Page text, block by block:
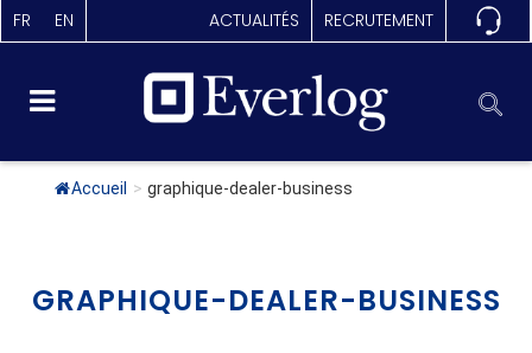
FR EN ACTUALITÉS RECRUTEMENT
Accueil > graphique-dealer-business
GRAPHIQUE-DEALER-BUSINESS